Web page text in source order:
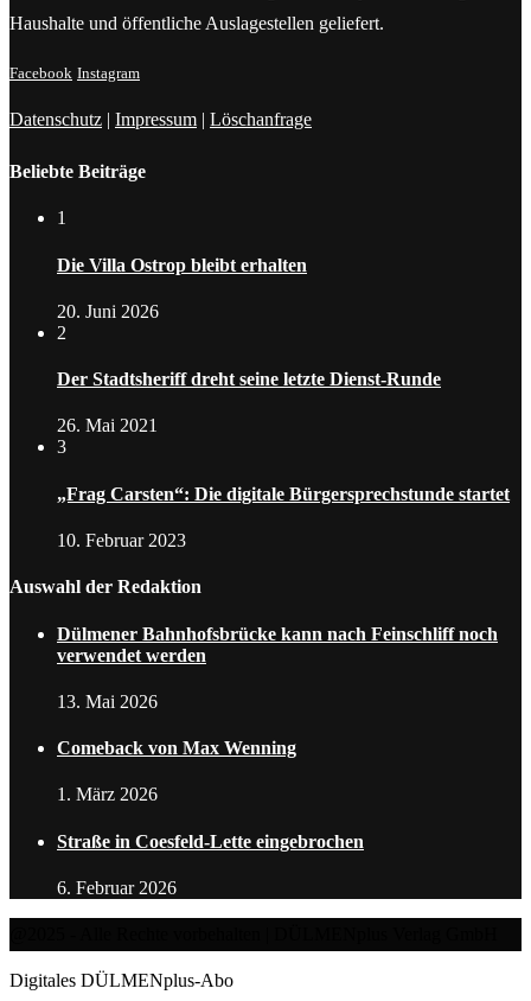
Haushalte und öffentliche Auslagestellen geliefert.
Facebook Instagram
Datenschutz | Impressum | Löschanfrage
Beliebte Beiträge
1
Die Villa Ostrop bleibt erhalten
20. Juni 2026
2
Der Stadtsheriff dreht seine letzte Dienst-Runde
26. Mai 2021
3
„Frag Carsten“: Die digitale Bürgersprechstunde startet
10. Februar 2023
Auswahl der Redaktion
Dülmener Bahnhofsbrücke kann nach Feinschliff noch
verwendet werden
13. Mai 2026
Comeback von Max Wenning
1. März 2026
Straße in Coesfeld-Lette eingebrochen
6. Februar 2026
Digitales DÜLMENplus-Abo